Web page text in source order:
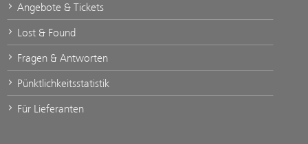
Angebote & Tickets
Lost & Found
Fragen & Antworten
Pünktlichkeitsstatistik
Für Lieferanten